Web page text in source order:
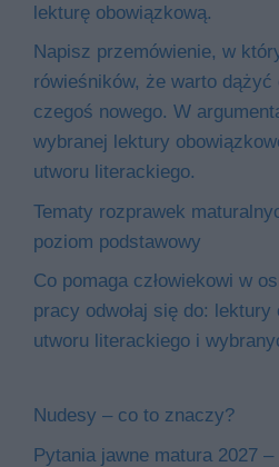
lekturę obowiązkową.
Napisz przemówienie, w
rówieśników, że warto dążyć
czegoś nowego. W
wybranej lektury
utworu literackiego.
Tematy rozprawek
poziom podstawowy
Co pomaga człowiekowi w
pracy odwołaj się do:
utworu literackiego i
Nudesy – co to znaczy?
Pytania jawne matura 2027